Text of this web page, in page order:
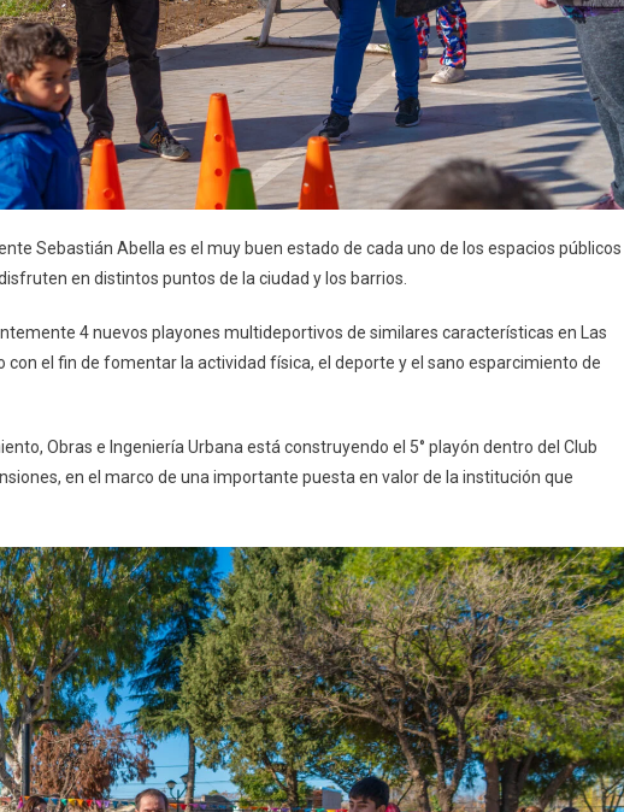
Sebastián Abella es el muy buen estado de cada uno de los espacios
en distintos puntos de la ciudad y los barrios.
4 nuevos playones multideportivos de similares características en Las
con el fin de fomentar la actividad física, el deporte y el sano esparcimiento de
Obras e Ingeniería Urbana está construyendo el 5° playón dentro del Club
en el marco de una importante puesta en valor de la institución que